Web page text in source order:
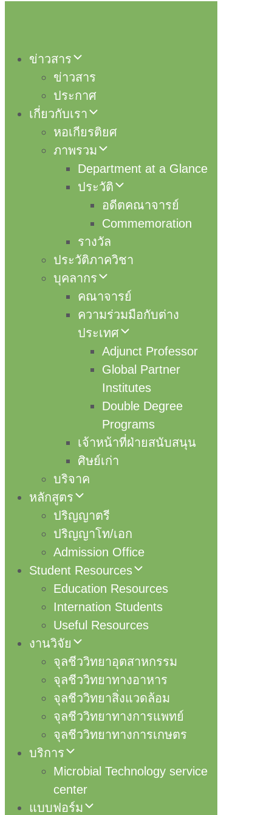
ข่าวสาร
ข่าวสาร
ประกาศ
เกี่ยวกับเรา
หอเกียรติยศ
ภาพรวม
Department at a Glance
ประวัติ
อดีตคณาจารย์
Commemoration
รางวัล
ประวัติภาควิชา
บุคลากร
คณาจารย์
ความร่วมมือกับต่าง
ประเทศ
Adjunct Professor
Global Partner
Institutes
Double Degree
Programs
เจ้าหน้าที่ฝ่ายสนับสนุน
ศิษย์เก่า
บริจาค
หลักสูตร
ปริญญาตรี
ปริญญาโท/เอก
Admission Office
Student Resources
Education Resources
Internation Students
Useful Resources
งานวิจัย
จุลชีววิทยาอุตสาหกรรม
จุลชีววิทยาทางอาหาร
จุลชีววิทยาสิ่งแวดล้อม
จุลชีววิทยาทางการแพทย์
จุลชีววิทยาทางการเกษตร
บริการ
Microbial Technology service
center
แบบฟอร์ม